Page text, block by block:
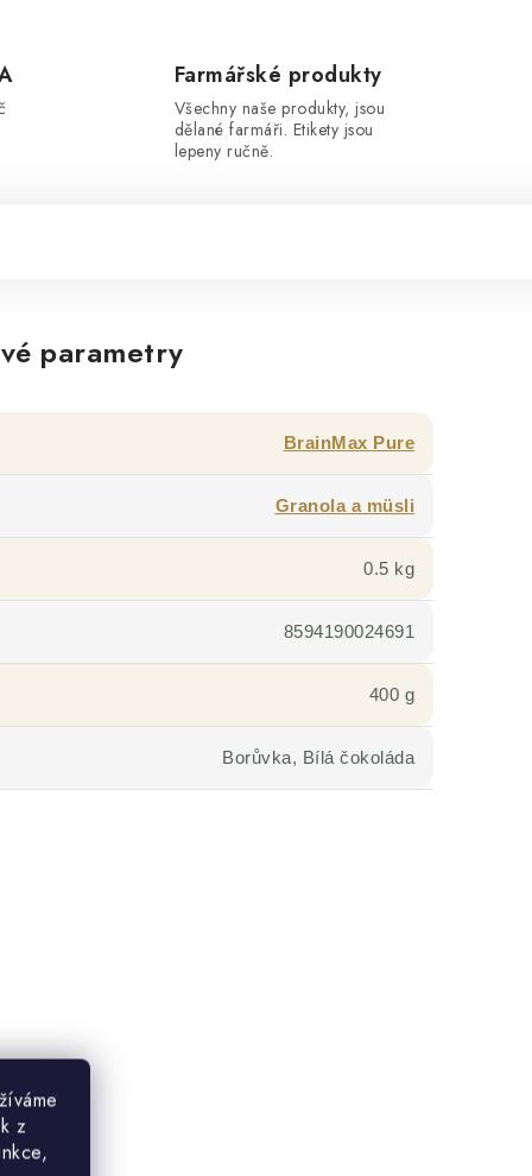
z
Farmářské produkty
Všechny naše produkty, jsou
dělané farmáři. Etikety jsou
lepeny ručně.
parametry
BrainMax Pure
Granola a müsli
0.5 kg
8594190024691
400 g
Borůvka, Bílá čokoláda